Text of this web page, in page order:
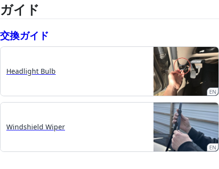
ガイド
交換ガイド
Headlight Bulb
EN
Windshield Wiper
EN